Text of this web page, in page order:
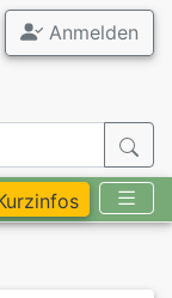
Anmelden